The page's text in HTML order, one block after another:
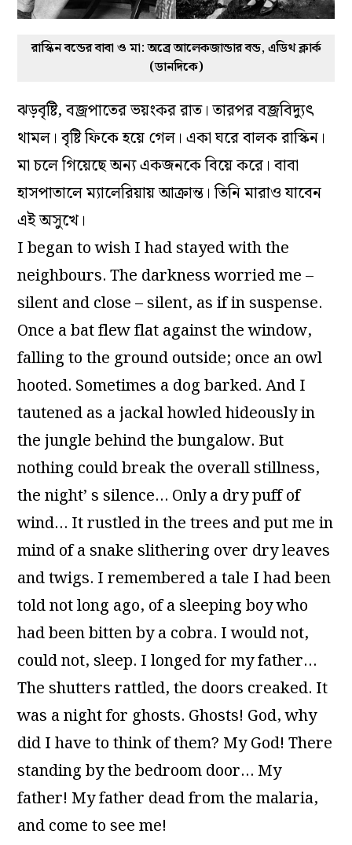
রাস্কিন বন্ডের বাবা ও মা: অব্রে আলেকজান্ডার বন্ড, এডিথ ক্লার্ক
(ডানদিকে)
ঝড়বৃষ্টি, বজ্রপাতের ভয়ংকর রাত। তারপর বজ্রবিদ্যুৎ
থামল। বৃষ্টি ফিকে হয়ে গেল। একা ঘরে বালক রাস্কিন।
মা চলে গিয়েছে অন্য একজনকে বিয়ে করে। বাবা
হাসপাতালে ম্যালেরিয়ায় আক্রান্ত। তিনি মারাও যাবেন
এই অসুখে।
I began to wish I had stayed with the
neighbours. The darkness worried me –
silent and close – silent, as if in suspense.
Once a bat flew flat against the window,
falling to the ground outside; once an owl
hooted. Sometimes a dog barked. And I
tautened as a jackal howled hideously in
the jungle behind the bungalow. But
nothing could break the overall stillness,
the night’ s silence… Only a dry puff of
wind… It rustled in the trees and put me in
mind of a snake slithering over dry leaves
and twigs. I remembered a tale I had been
told not long ago, of a sleeping boy who
had been bitten by a cobra. I would not,
could not, sleep. I longed for my father…
The shutters rattled, the doors creaked. It
was a night for ghosts. Ghosts! God, why
did I have to think of them? My God! There
standing by the bedroom door… My
father! My father dead from the malaria,
and come to see me!